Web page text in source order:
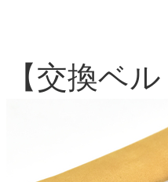
【交換ベ